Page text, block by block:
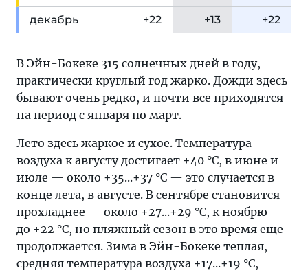
декабрь +22 +13 +22
В Эйн-Бокеке 315 солнечных дней в году,
практически круглый год жарко. Дожди здесь
бывают очень редко, и почти все приходятся
на период с января по март.
Лето здесь жаркое и сухое. Температура
воздуха к августу достигает +40 °С, в июне и
июле — около +35...+37 °С — это случается в
конце лета, в августе. В сентябре становится
прохладнее — около +27...+29 °С, к ноябрю —
до +22 °С, но пляжный сезон в это время еще
продолжается. Зима в Эйн-Бокеке теплая,
средняя температура воздуха +17...+19 °С,